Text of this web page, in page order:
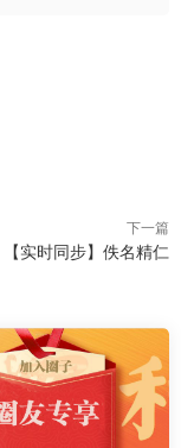
下一篇
【实时同步】佚名精仁